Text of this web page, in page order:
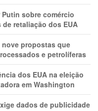
sobre comércio
retaliação dos EUA
propostas que
e petrolíferas
dos EUA na eleição
em Washington
dados de publicidade